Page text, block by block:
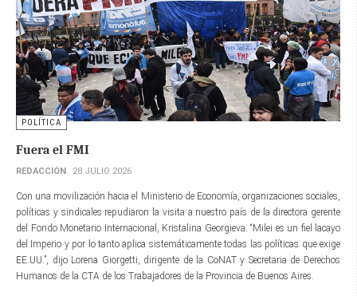
POLÍTICA
Fuera el FMI
REDACCIÓN 28 JULIO 2026
Con una movilización hacia el Ministerio de Economía, organizaciones sociales,
políticas y sindicales repudiaron la visita a nuestro país de la directora gerente​
del Fondo Monetario Internacional, Kristalina Georgieva. “Milei es un fiel lacayo
del Imperio y por lo tanto aplica sistemáticamente todas las políticas que exige
EE.UU.”, dijo Lorena Giorgetti, dirigente de la CoNAT y Secretaria de Derechos
Humanos de la CTA de los Trabajadores de la Provincia de Buenos Aires.